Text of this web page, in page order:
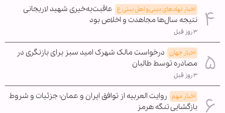
اخبار نهادهای دینی و اهل بیتی ع عاقبت‌به‌خیری شهید لاریجانی
نتیجه سال‌ها مجاهدت و اخلاص بود
۳ روز قبل
اخبار جهان درخواست مالک شهرک امید سبز برای بازنگری در
مصادره توسط طالبان
۳ روز قبل
اخبار مهم روایت العربیه از توافق ایران و عمان؛ جزئیات و شروط
بازگشایی تنگه هرمز